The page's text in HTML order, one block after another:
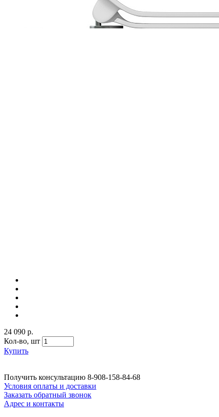
24 090 р.
Кол-во, шт
Купить
Получить консультацию 8-908-158-84-68
Условия оплаты и доставки
Заказать обратный звонок
Адрес и контакты